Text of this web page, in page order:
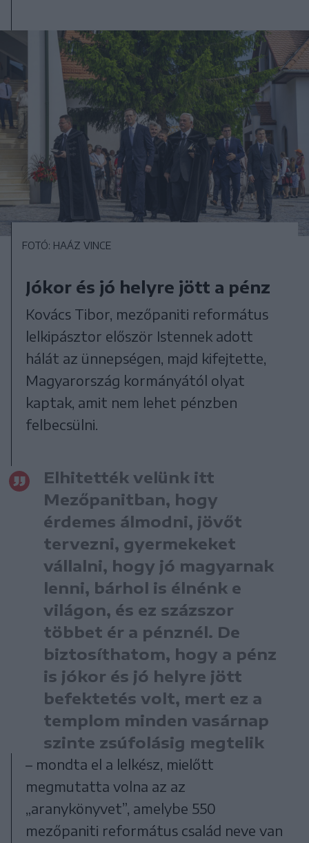
FOTÓ: HAÁZ VINCE
Jókor és jó helyre jött a pénz
Kovács Tibor, mezőpaniti református
lelkipásztor először Istennek adott
hálát az ünnepségen, majd kifejtette,
Magyarország kormányától olyat
kaptak, amit nem lehet pénzben
felbecsülni.
Elhitették velünk itt
Mezőpanitban, hogy
érdemes álmodni, jövőt
tervezni, gyermekeket
vállalni, hogy jó magyarnak
lenni, bárhol is élnénk e
világon, és ez százszor
többet ér a pénznél. De
biztosíthatom, hogy a pénz
is jókor és jó helyre jött
befektetés volt, mert ez a
templom minden vasárnap
szinte zsúfolásig megtelik
– mondta el a lelkész, mielőtt
megmutatta volna az az
„aranykönyvet”, amelybe 550
mezőpaniti református család neve van